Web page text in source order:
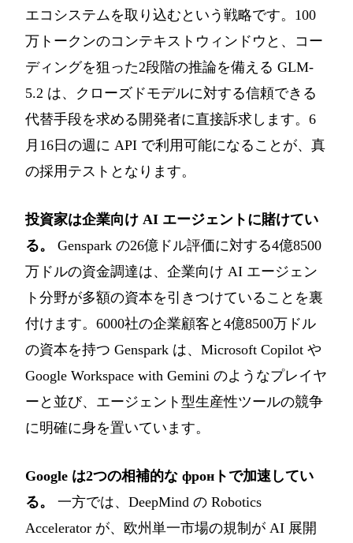
エコシステムを取り込むという戦略です。100
万トークンのコンテキストウィンドウと、コー
ディングを狙った2段階の推論を備える GLM-
5.2 は、クローズドモデルに対する信頼できる
代替手段を求める開発者に直接訴求します。6
月16日の週に API で利用可能になることが、真
の採用テストとなります。
投資家は企業向け AI エージェントに賭けてい
る。
Genspark の26億ドル評価に対する4億8500
万ドルの資金調達は、企業向け AI エージェン
ト分野が多額の資本を引きつけていることを裏
付けます。6000社の企業顧客と4億8500万ドル
の資本を持つ Genspark は、Microsoft Copilot や
Google Workspace with Gemini のようなプレイヤ
ーと並び、エージェント型生産性ツールの競争
に明確に身を置いています。
Google は2つの相補的な фронトで加速してい
る。
一方では、DeepMind の Robotics
Accelerator が、欧州単一市場の規制が AI 展開